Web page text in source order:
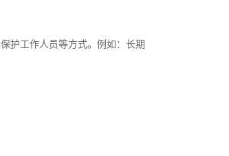
护工作人员等方式。例如：长期